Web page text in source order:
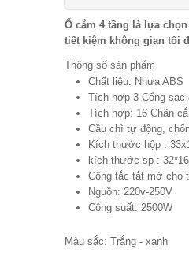
Ổ cắm 4 tầng là lựa
tiết kiệm không gian tối
Thông số sản phẩm
Chất liệu: Nhựa ABS
Tích hợp 3 Cổng sạc
Tích hợp: 16 Chân
Cầu chì tự động,
Kích thước hộp :
kích thước sp :
Công tắc tắt mở cho
Nguồn: 220v-250V
Công suất: 2500W
Màu sắc: Trắng - xanh